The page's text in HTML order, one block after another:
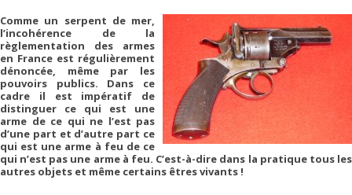
Comme un serpent de mer,
l’incohérence de la
règlementation des armes
en France est régulièrement
dénoncée, même par les
pouvoirs publics. Dans ce
cadre il est impératif de
distinguer ce qui est une
arme de ce qui ne l’est pas
d’une part et d’autre part ce
qui est une arme à feu de ce
qui n’est pas une arme à feu. C’est-à-dire dans la pratique tous les
autres objets et même certains êtres vivants !